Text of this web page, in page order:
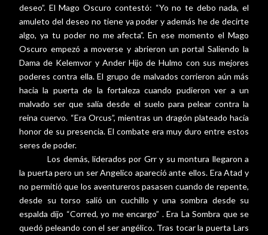
deseo”. El Mago Oscuro contestó: “Yo no te debo nada, el
amuleto del deseo no tiene ya poder y además he de decirte
algo, ya tu poder no me afecta”. En ese momento el Mago
Oscuro empezó a moverse y abrieron un portal Saliendo la
Dama de Kelemvor y Ander Hijo de Hulmo con sus mejores
poderes contra ella. El grupo de malvados corrieron aún más
hacia la puerta de la fortaleza cuando pudieron ver a un
malvado ser que salía desde el suelo para pelear contra la
reina cuervo. “Era Orcus”, mientras un dragón plateado hacía
honor de su presencia. El combate era muy duro entre estos
seres de poder.
Los demás, liderados por Grr y su montura llegaron a
la puerta pero un ser Angelico apareció ante ellos. Era Atad y
no permitió que los aventureros pasasen cuando de repente,
desde su torso salió un cuchillo y una sombra desde su
espalda dijo “Corred, yo me encargo” . Era La Sombra que se
quedó peleando con el ser angélico. Tras tocar la puerta Lars